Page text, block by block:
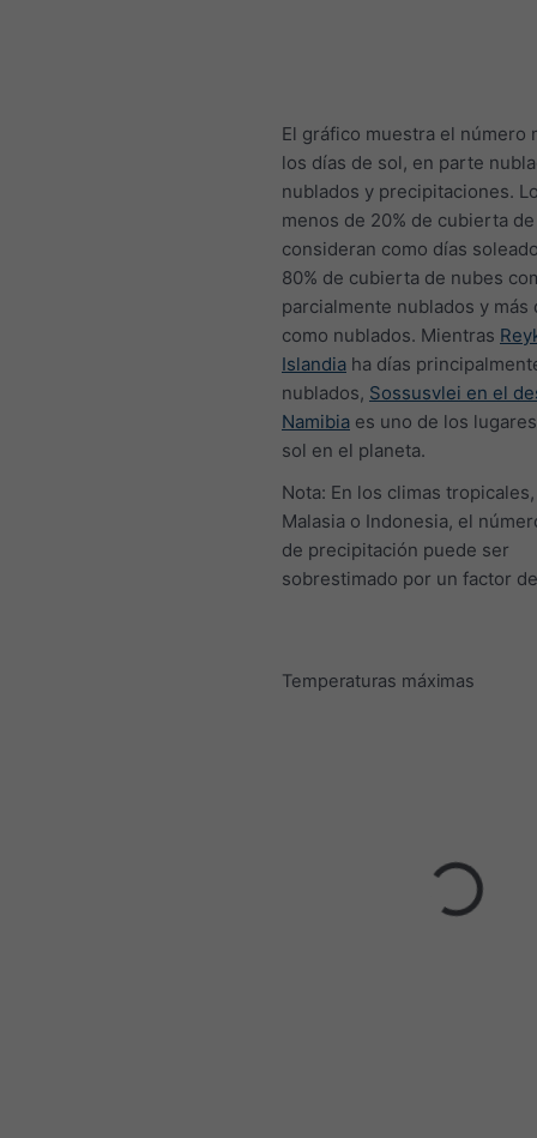
El gráfico muestra el número
los días de sol, en parte
nublados y precipitaciones.
menos de 20% de cubierta
consideran como días
80% de cubierta de nubes
parcialmente nublados y más
como nublados. Mientras
Islandia ha días
nublados, Sossusvlei en el
Namibia es uno de los
sol en el planeta.
Nota: En los climas
Malasia o Indonesia, el
de precipitación puede ser
sobrestimado por un factor
Temperaturas máximas